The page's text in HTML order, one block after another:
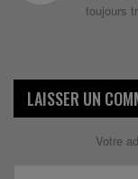
toujours
LAISSER UN
Votre